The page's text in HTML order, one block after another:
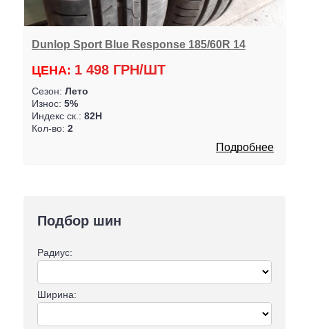
Подбор шин
Радиус:
Ширина:
Dunlop Sport Blue Response 185/60R 14
ЦЕНА: 1 498 ГРН/ШТ
Сезон: Лето
Износ: 5%
Индекс ск.: 82H
Кол-во: 2
Подробнее